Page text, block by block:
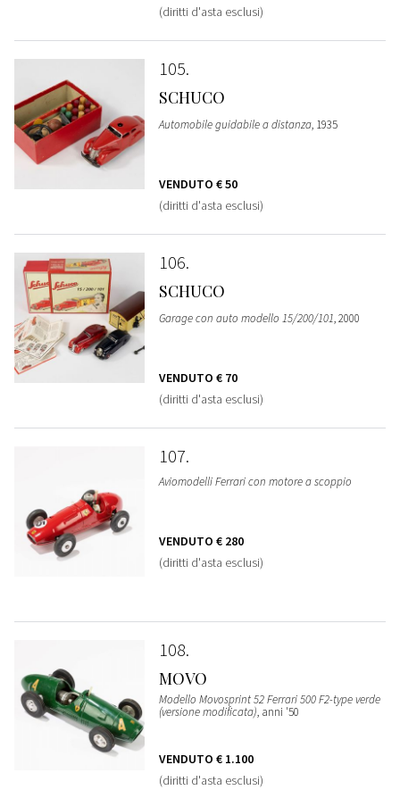
(diritti d'asta esclusi)
105
SCHUCO
Automobile guidabile a distanza, 1935
VENDUTO € 50
(diritti d'asta esclusi)
106
SCHUCO
Garage con auto modello 15/200/101, 2000
VENDUTO € 70
(diritti d'asta esclusi)
107
Aviomodelli Ferrari con motore a scoppio
VENDUTO € 280
(diritti d'asta esclusi)
108
MOVO
Modello Movosprint 52 Ferrari 500 F2-type verde
(versione modificata), anni '50
VENDUTO € 1.100
(diritti d'asta esclusi)